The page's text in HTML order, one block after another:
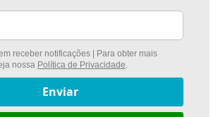
receber notificações | Para obter mais
nossa Política de Privacidade.
Enviar